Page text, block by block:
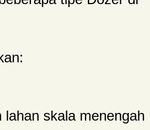
skala menengah